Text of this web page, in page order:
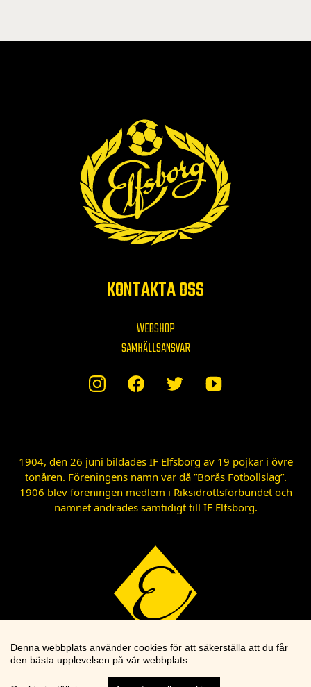
KONTAKTA OSS
WEBSHOP
SAMHÄLLSANSVAR
1904, den 26 juni bildades IF Elfsborg av 19 pojkar i övre
tonåren. Föreningens namn var då ”Borås Fotbollslag”.
1906 blev föreningen medlem i Riksidrottsförbundet och
namnet ändrades samtidigt till IF Elfsborg.
Denna webbplats använder cookies för att säkerställa att du får
den bästa upplevelsen på vår webbplats.